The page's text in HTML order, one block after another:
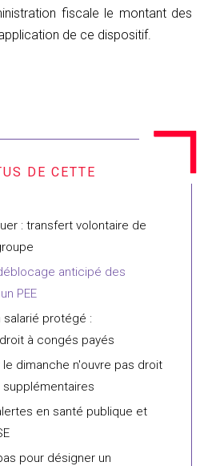
fiscale le montant des
de ce dispositif.
: transfert volontaire de
anticipé des
PEE
protégé :
à congés payés
le dimanche n'ouvre pas droit
en santé publique et
pour désigner un